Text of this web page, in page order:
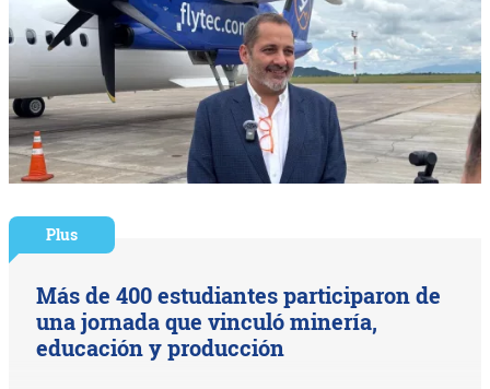
Plus
Más de 400 estudiantes participaron de
una jornada que vinculó minería,
educación y producción